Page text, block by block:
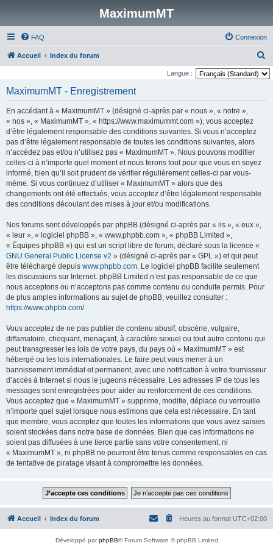
MaximumMT
FAQ Connexion
Accueil Index du forum
e
Langue :
MaximumMT - Enregistrement
En accédant à « MaximumMT » (désigné ci-après par « nous », « notre »,
« nos », « MaximumMT », « https://www.maximummt.com »), vous acceptez
d’être légalement responsable des conditions suivantes. Si vous n’acceptez
pas d’être légalement responsable de toutes les conditions suivantes, alors
n’accédez pas et/ou n’utilisez pas « MaximumMT ». Nous pouvons modifier
celles-ci à n’importe quel moment et nous ferons tout pour que vous en soyez
informé, bien qu’il soit prudent de vérifier régulièrement celles-ci par vous-
même. Si vous continuez d’utiliser « MaximumMT » alors que des
changements ont été effectués, vous acceptez d’être légalement responsable
des conditions découlant des mises à jour et/ou modifications.
Nos forums sont développés par phpBB (désigné ci-après par « ils », « eux »,
« leur », « logiciel phpBB », « www.phpbb.com », « phpBB Limited »,
« Équipes phpBB ») qui est un script libre de forum, déclaré sous la licence «
GNU General Public License v2 » (désigné ci-après par « GPL ») et qui peut
être téléchargé depuis www.phpbb.com. Le logiciel phpBB facilite seulement
les discussions sur Internet. phpBB Limited n’est pas responsable de ce que
nous acceptons ou n’acceptons pas comme contenu ou conduite permis. Pour
de plus amples informations au sujet de phpBB, veuillez consulter :
https://www.phpbb.com/.
Vous acceptez de ne pas publier de contenu abusif, obscène, vulgaire,
diffamatoire, choquant, menaçant, à caractère sexuel ou tout autre contenu qui
peut transgresser les lois de votre pays, du pays où « MaximumMT » est
hébergé ou les lois internationales. Le faire peut vous mener à un
bannissement immédiat et permanent, avec une notification à votre fournisseur
d’accès à Internet si nous le jugeons nécessaire. Les adresses IP de tous les
messages sont enregistrées pour aider au renforcement de ces conditions.
Vous acceptez que « MaximumMT » supprime, modifie, déplace ou verrouille
n’importe quel sujet lorsque nous estimons que cela est nécessaire. En tant
que membre, vous acceptez que toutes les informations que vous avez saisies
soient stockées dans notre base de données. Bien que ces informations ne
soient pas diffusées à une tierce partie sans votre consentement, ni
« MaximumMT », ni phpBB ne pourront être tenus comme responsables en cas
de tentative de piratage visant à compromettre les données.
Accueil Index du forum Heures au format UTC+02:00
Développé parphpBB® Forum Software © phpBB Limited